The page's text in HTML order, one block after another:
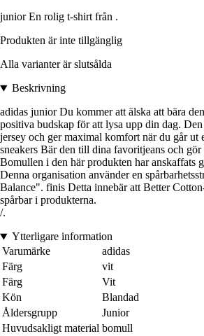
junior En rolig t-shirt från .
Produkten är inte tillgänglig
Alla varianter är slutsålda
Beskrivning
adidas junior Du kommer att älska att bära
positiva budskap för att lysa upp din dag.
jersey och ger maximal komfort när du går ut
sneakers Bär den till dina favoritjeans och gör
Bomullen i den här produkten har anskaffats
Denna organisation använder en
Balance". finis Detta innebär att Better
spårbar i produkterna.
/.
Ytterligare information
Varumärke
adidas
Färg
vit
Färg
Vit
Kön
Blandad
Åldersgrupp
Junior
Huvudsakligt material bomull